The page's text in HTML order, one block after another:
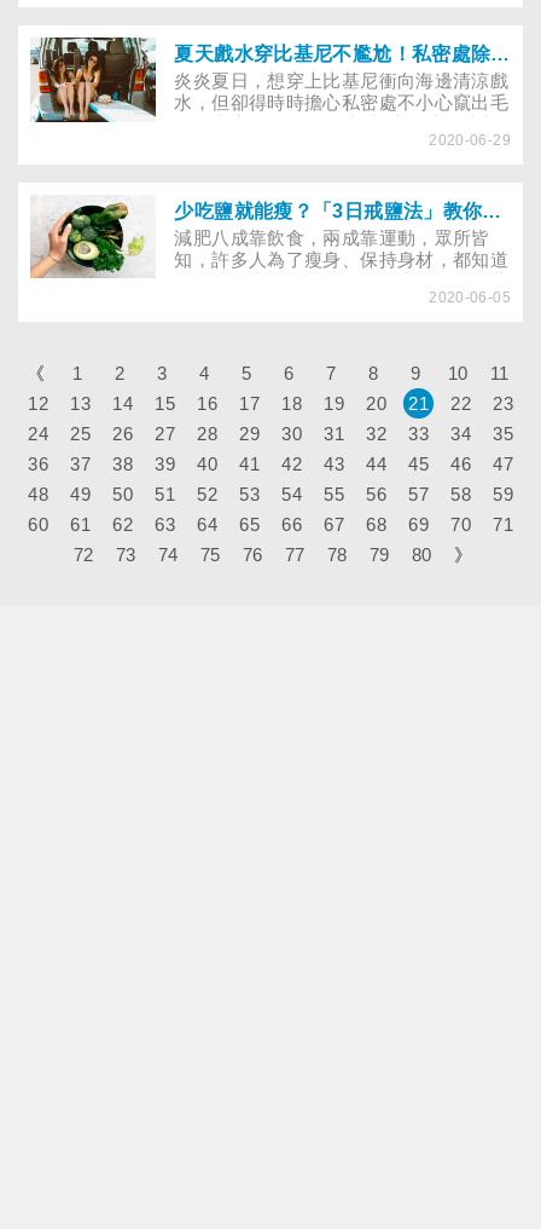
週只吃蔬菜和水果、第二週加上蛋白質食
物、第三週再加入澱粉的作法執行，直到
瘦到理想體重為止。分享排毒減肥心得者
標榜此法效果卓越且可達到零復胖，站在
專業的營養角度來看，是不是真的可行？
夏天戲水穿比基尼不尷尬！私密處除毛、比基尼線除毛全攻略
炎炎夏日，想穿上比基尼衝向海邊清涼戲
水，但卻得時時擔心私密處不小心竄出毛
滑細緻的肌膚示人，自己在家除毛OK
皮膚科診所院長蔡宗樺就多種常見除毛方
式一一分析，並解答大家最關心的疑慮，
讓你可以選擇最適合自己的方式，美麗一
夏！
2020-06-29
少吃鹽就能瘦？「3日戒鹽法」教你這樣吃，減肥效果超顯著！
減肥八成靠飲食，兩成靠運動，眾所皆
知，許多人為了瘦身、保持身材，都知道
進食前，先把食物過水來減肥。但你注意
讓人消水腫、解便秘，變成不容易發胖的
燃脂體質。心動卻不知道該如何知道自己
吃的食物有多少鹽分嗎？快來看看專家怎
麼說！
2020-06-05
《 1 2 3 4 5 6 7 8 9 10
11
12
13 14 15 16 17 18 19 20 21 22
23
24
25 26 27 28 29 30 31 32 33 34
35
36
37 38 39 40 41 42 43 44 45 46
47
48
49 50 51 52 53 54 55 56 57 58
59
60
61 62 63 64 65 66 67 68 69 70
71
72
73 74 75 76 77 78 79 80 》